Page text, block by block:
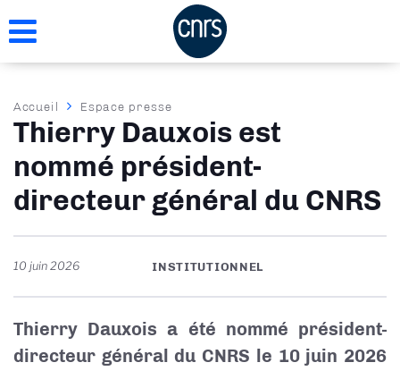
au
Fil
d'Ariane
Accueil Espace presse
Thierry Dauxois est
nommé président-
directeur général du CNRS
10 juin 2026 INSTITUTIONNEL
Thierry Dauxois a été nommé président-
directeur général du CNRS le 10 juin 2026